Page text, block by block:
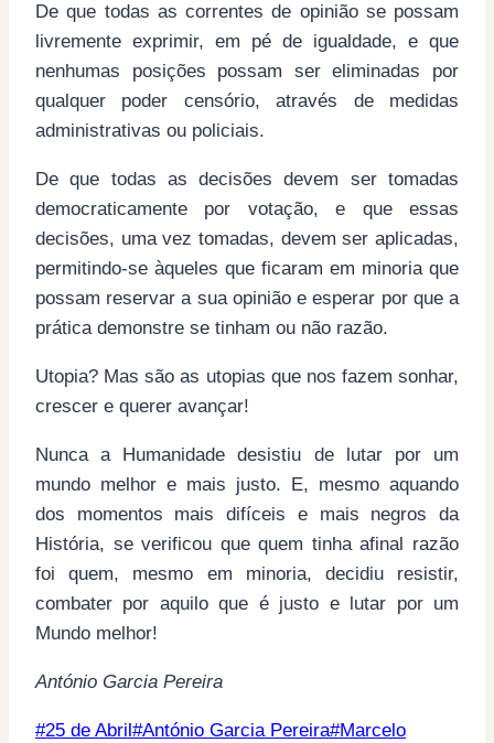
De que todas as correntes de opinião se possam
livremente exprimir, em pé de igualdade, e que
nenhumas posições possam ser eliminadas por
qualquer poder censório, através de medidas
administrativas ou policiais.
De que todas as decisões devem ser tomadas
democraticamente por votação, e que essas
decisões, uma vez tomadas, devem ser aplicadas,
permitindo-se àqueles que ficaram em minoria que
possam reservar a sua opinião e esperar por que a
prática demonstre se tinham ou não razão.
Utopia? Mas são as utopias que nos fazem sonhar,
crescer e querer avançar!
Nunca a Humanidade desistiu de lutar por um
mundo melhor e mais justo. E, mesmo aquando
dos momentos mais difíceis e mais negros da
História, se verificou que quem tinha afinal razão
foi quem, mesmo em minoria, decidiu resistir,
combater por aquilo que é justo e lutar por um
Mundo melhor!
António Garcia Pereira
Post
#25 de Abril#António Garcia Pereira#Marcelo